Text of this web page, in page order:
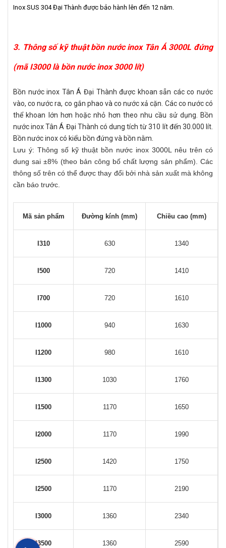
Inox SUS 304 Đại Thành được bảo hành lên đến 12 năm.
3. Thông số kỹ thuật bồn nước inox Tân Á 3000L đứng
(mã I3000 là bồn nước inox 3000 lít)
Bồn nước inox Tân Á Đại Thành được khoan sẵn các co nước
vào, co nước ra, co gắn phao và co nước xả cặn. Các co nước có
thể khoan lớn hơn hoặc nhỏ hơn theo nhu cầu sử dụng. Bồn
nước inox Tân Á Đại Thành có dung tích từ 310 lít đến 30.000 lít.
Bồn nước inox có kiểu bồn đứng và bồn nằm.
Lưu ý: Thông số kỹ thuật bồn nước inox 3000L nêu trên có
dung sai ±8% (theo bản công bố chất lượng sản phẩm). Các
thông số trên có thể được thay đổi bởi nhà sản xuất mà không
cần báo trước.
Mã sản phẩm Đường kính (mm) Chiều cao (mm)
I310 630 1340
I500 720 1410
I700 720 1610
I1000 940 1630
I1200 980 1610
I1300 1030 1760
I1500 1170 1650
I2000 1170 1990
I2500 1420 1750
I2500 1170 2190
I3000 1360 2340
I3500 1360 2590